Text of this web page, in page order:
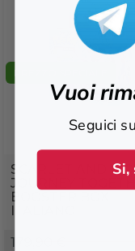
PREZZO SPECIALE
SCARLET AND
JOURNEY
BOOSTER BOX
ITALIANO
179,90 €
Vuoi
Seguici
Si,